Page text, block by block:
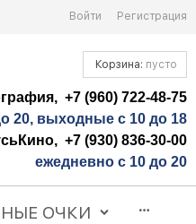
Войти Регистрация
Корзина: пусто
+7 (960) 722-48-75
20, выходные с 10 до 18
+7 (930) 836-30-00
ежедневно с 10 до 20
ОЧКИ